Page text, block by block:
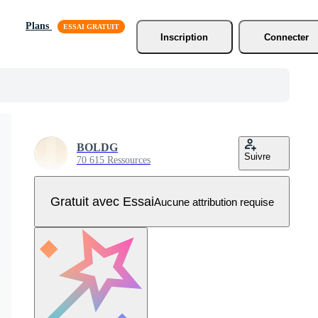
Plans
Inscription
Connecter
BOLDG
70 615 Ressources Suivre
Gratuit avec EssaiAucune attribution requise